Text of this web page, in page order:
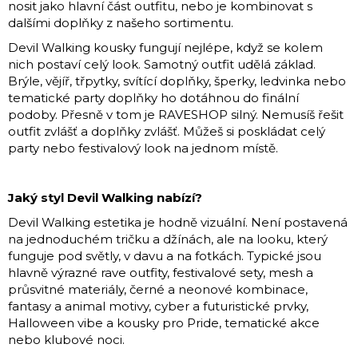
nosit jako hlavní část outfitu, nebo je kombinovat s
dalšími doplňky z našeho sortimentu.
Devil Walking kousky fungují nejlépe, když se kolem
nich postaví celý look. Samotný outfit udělá základ.
Brýle, vějíř, třpytky, svítící doplňky, šperky, ledvinka nebo
tematické party doplňky ho dotáhnou do finální
podoby. Přesně v tom je RAVESHOP silný. Nemusíš řešit
outfit zvlášť a doplňky zvlášť. Můžeš si poskládat celý
party nebo festivalový look na jednom místě.
Jaký styl Devil Walking nabízí?
Devil Walking estetika je hodně vizuální. Není postavená
na jednoduchém tričku a džínách, ale na looku, který
funguje pod světly, v davu a na fotkách. Typické jsou
hlavně výrazné rave outfity, festivalové sety, mesh a
průsvitné materiály, černé a neonové kombinace,
fantasy a animal motivy, cyber a futuristické prvky,
Halloween vibe a kousky pro Pride, tematické akce
nebo klubové noci.